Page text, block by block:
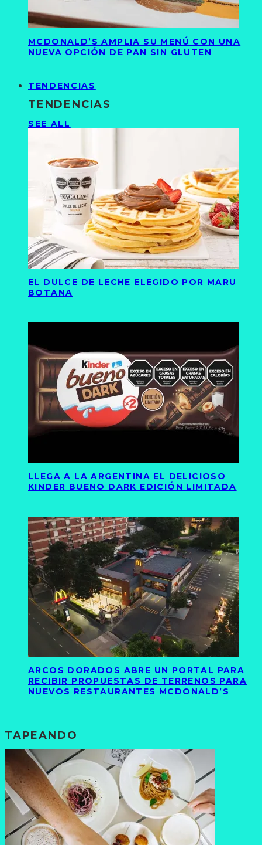
MCDONALD’S AMPLIA SU MENÚ CON UNA
NUEVA OPCIÓN DE PAN SIN GLUTEN
TENDENCIAS
TENDENCIAS
SEE ALL
EL DULCE DE LECHE ELEGIDO POR MARU
BOTANA
LLEGA A LA ARGENTINA EL DELICIOSO
KINDER BUENO DARK EDICIÓN LIMITADA
ARCOS DORADOS ABRE UN PORTAL PARA
RECIBIR PROPUESTAS DE TERRENOS PARA
NUEVOS RESTAURANTES MCDONALD’S
TAPEANDO